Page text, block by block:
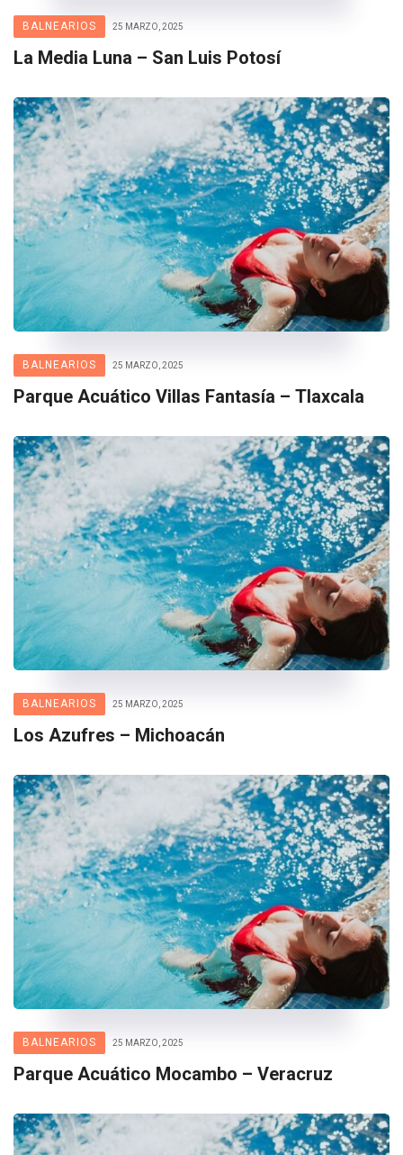
BALNEARIOS 25 MARZO, 2025
La Media Luna – San Luis Potosí
BALNEARIOS 25 MARZO, 2025
Parque Acuático Villas Fantasía – Tlaxcala
BALNEARIOS 25 MARZO, 2025
Los Azufres – Michoacán
BALNEARIOS 25 MARZO, 2025
Parque Acuático Mocambo – Veracruz